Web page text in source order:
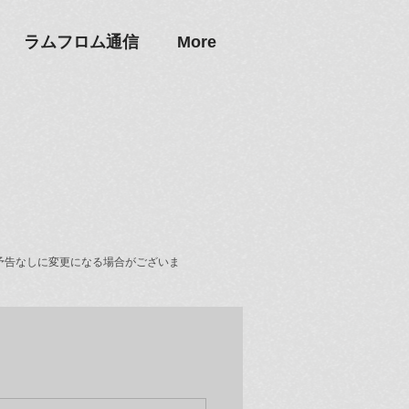
ラムフロム通信 More
なしに変更になる場合がございま